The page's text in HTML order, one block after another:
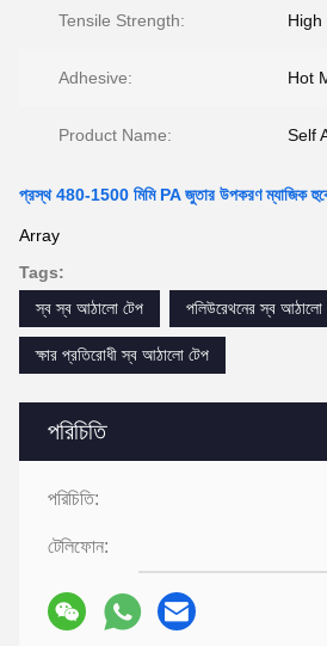
পরিচিতি
পরিচিতি:
টেলিফোন:
Tensile Strength: High
Adhesive: Hot
Product Name: Self
প্রস্থ 480-1500 মিমি PA জুতার উপকরণ ম্যাজিক
Array
Tags:
স্ব স্ব আঠালো টেপ
পলিউরেথনের স্ব আঠালো
ক্ষার প্রতিরোধী স্ব আঠালো টেপ